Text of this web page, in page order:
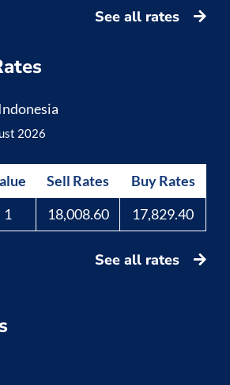
See all rates
2026
Sell Rates
Buy Rates
1 18,008.60 17,829.40
See all rates